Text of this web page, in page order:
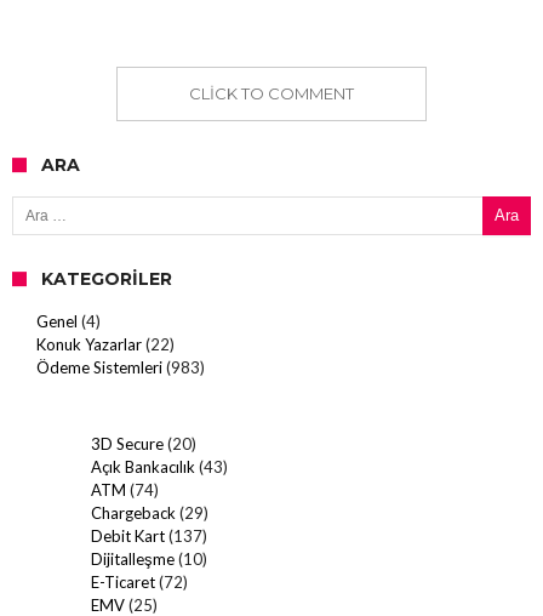
CLICK TO COMMENT
ARA
Arama:
KATEGORILER
Genel (4)
Konuk Yazarlar(22)
Ödeme Sistemleri(983)
3D Secure(20)
Açık Bankacılık (43)
ATM (74)
Chargeback (29)
Debit Kart(137)
Dijitalleşme(10)
E-Ticaret(72)
EMV(25)